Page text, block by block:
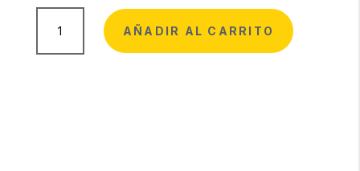
Cargador
coche
AÑADIR AL CARRITO